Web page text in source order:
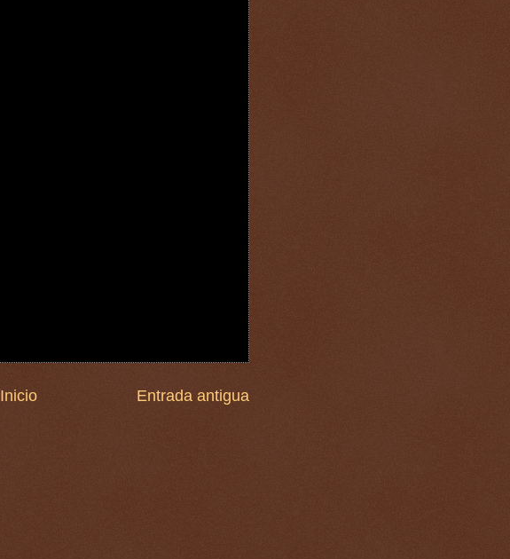
Entrada antigua
Inicio